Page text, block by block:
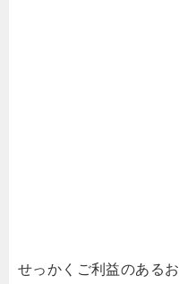
せっかくご利益のある